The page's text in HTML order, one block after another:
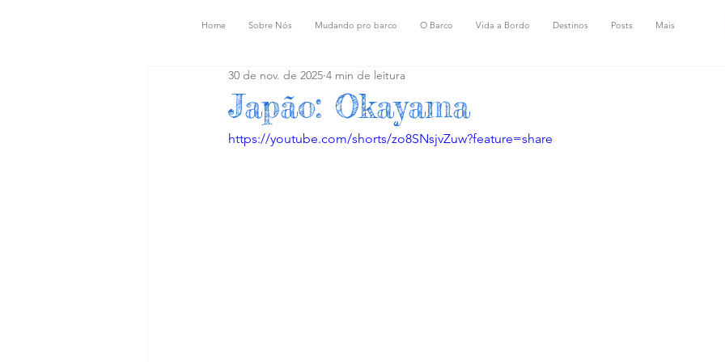
Home Sobre Nós Mudando pro barco O Barco Vida a Bordo Destinos Posts Mais
Japão: Okayama
30 de nov. de 2025 4 min de leitura
https://youtube.com/shorts/zo8SNsjvZuw?feature=share